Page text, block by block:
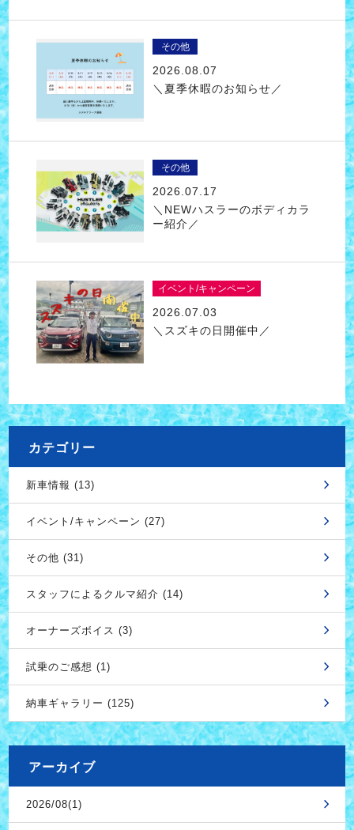
その他
2026.08.07
＼夏季休暇のお知らせ／
その他
2026.07.17
＼NEWハスラーのボディカラ
ー紹介／
イベント/キャンペーン
2026.07.03
＼スズキの日開催中／
カテゴリー
新車情報 (13)
イベント/キャンペーン (27)
その他 (31)
スタッフによるクルマ紹介 (14)
オーナーズボイス (3)
試乗のご感想 (1)
納車ギャラリー (125)
アーカイブ
2026/08(1)